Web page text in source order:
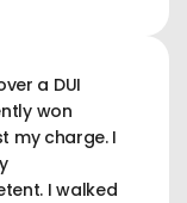
a DUI
won
my charge. I
I walked